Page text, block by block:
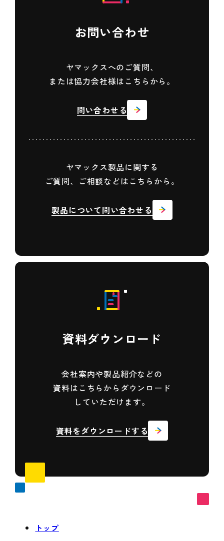
お問い合わせ
ヤマックスへのご質問、
または協力会社様はこちらから。
問い合わせる
ヤマックス製品に関する
ご質問、ご相談などはこちらから。
製品について問い合わせる
資料ダウンロード
会社案内や製品紹介などの
資料は こちらからダウンロード
していただけます。
資料をダウンロードする
トップ